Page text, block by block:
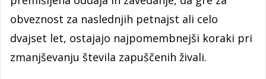
obveznost za naslednjih petnajst ali celo
dvajset let, ostajajo najpomembnejši koraki pri
zmanjševanju števila zapuščenih živali.